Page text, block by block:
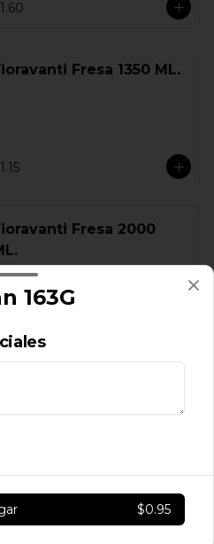
Fresa 1350 ML.
Fresa 2000
163G
$0.95